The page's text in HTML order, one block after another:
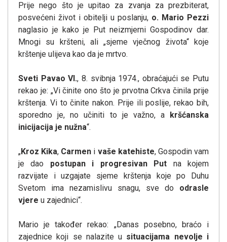
Prije nego što je upitao za zvanja za prezbiterat,
posvećeni život i obitelji u poslanju, o. Mario Pezzi
naglasio je kako je Put neizmjerni Gospodinov dar.
Mnogi su kršteni, ali „sjeme vječnog života“ koje
krštenje ulijeva kao da je mrtvo.
Sveti Pavao VI., 8. svibnja 1974., obraćajući se Putu
rekao je: „Vi činite ono što je prvotna Crkva činila prije
krštenja. Vi to činite nakon. Prije ili poslije, rekao bih,
sporedno je, no učiniti to je važno, a kršćanska
inicijacija je nužna“.
„Kroz Kika, Carmen i vaše katehiste, Gospodin vam
je dao postupan i progresivan Put na kojem
razvijate i uzgajate sjeme krštenja koje po Duhu
Svetom ima nezamislivu snagu, sve do odrasle
vjere u zajednici“.
Mario je također rekao: „Danas posebno, braćo i
zajednice koji se nalazite u situacijama nevolje i